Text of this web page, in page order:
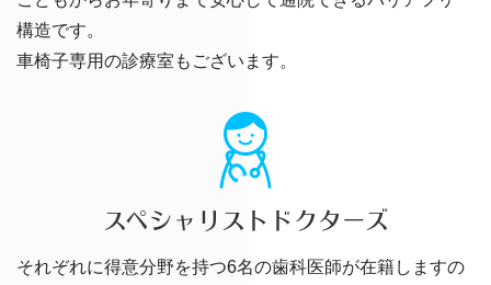
構造です。
車椅子専用の診療室もございます。
スペシャリストドクターズ
それぞれに得意分野を持つ6名の歯科医師が在籍しますの